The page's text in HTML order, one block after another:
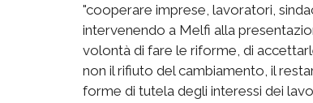
"cooperare imprese, lavoratori,
intervenendo a Melfi alla
volontà di fare le riforme, di
non il rifiuto del cambiamento, il
forme di tutela degli interessi dei